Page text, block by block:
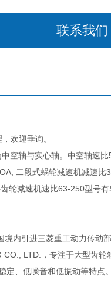
联系我们
欢迎垂询。
空轴与实心轴。中空轴速
二段式蜗轮减速机减速比
轮减速机速比63-250型号有
内引进三菱重工动力传动
LTD.，专注于大型齿轮
定、低噪音和低振动等特点